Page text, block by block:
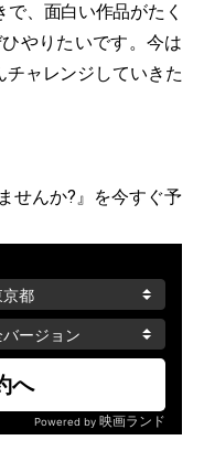
、面白い作品がたく
やりたいです。今は
ャレンジしていきた
せんか?』を今すぐ予